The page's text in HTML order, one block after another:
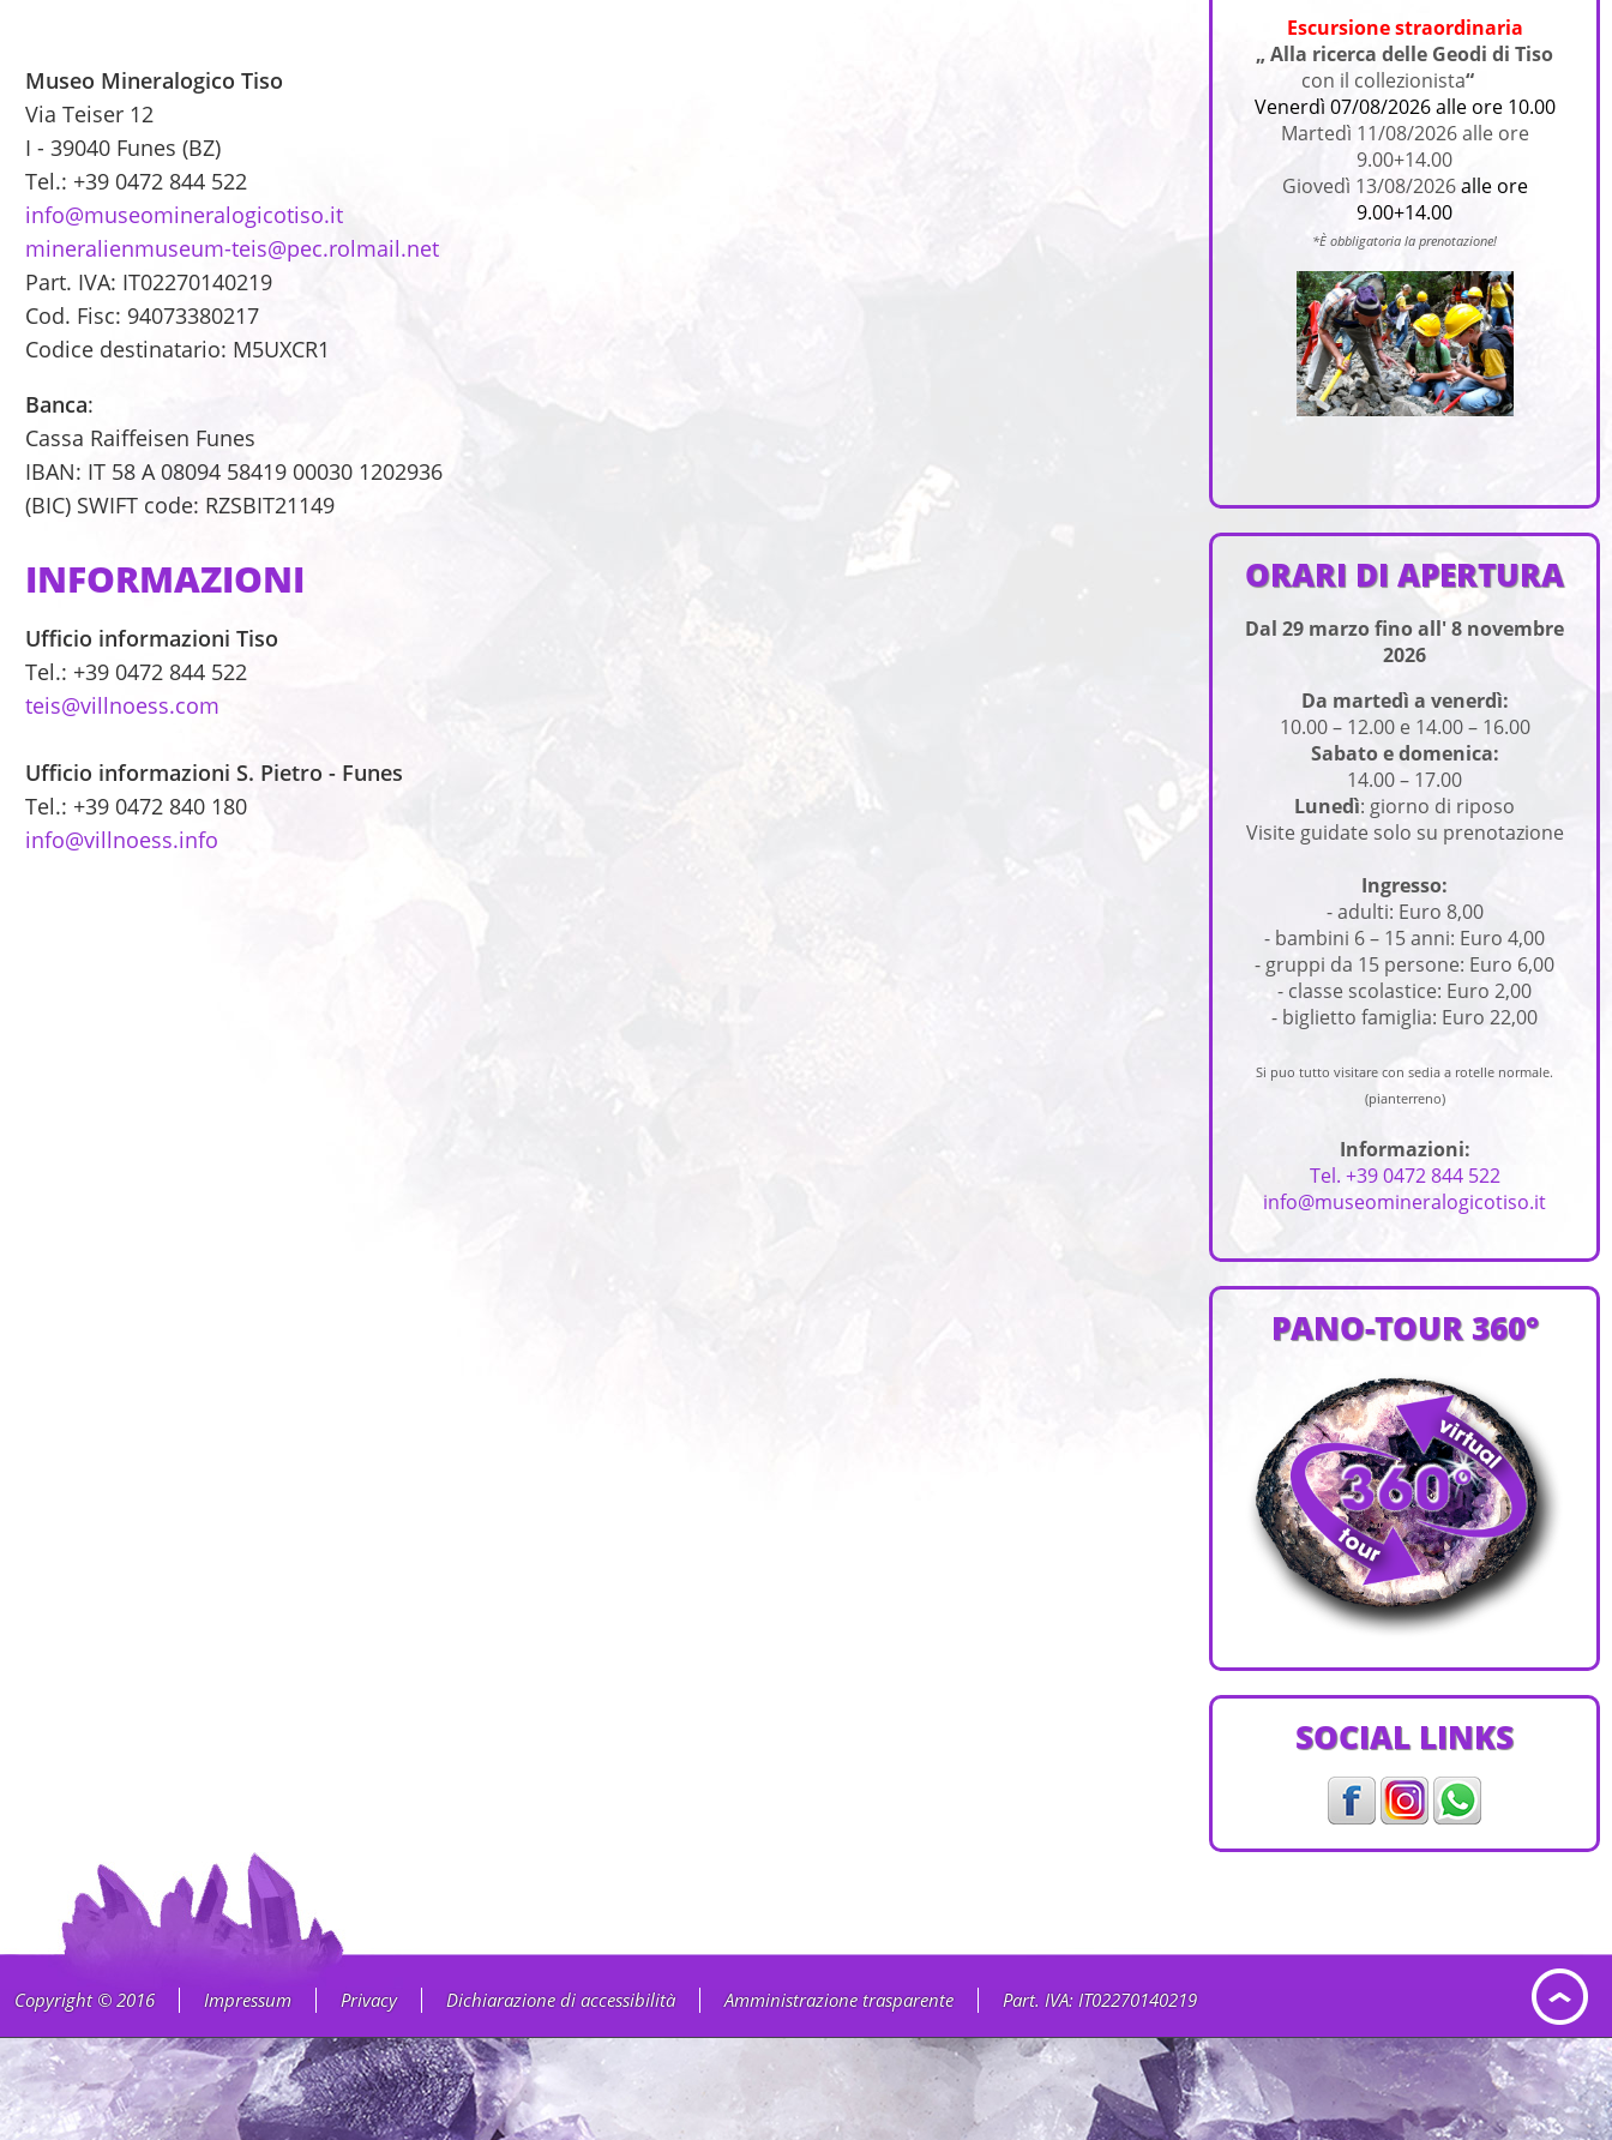
Museo Mineralogico Tiso
Via Teiser 12
I - 39040 Funes (BZ)
Tel.: +39 0472 844 522
info@museomineralogicotiso.it
mineralienmuseum-teis@pec.rolmail.net
Part. IVA: IT02270140219
Cod. Fisc: 94073380217
Codice destinatario: M5UXCR1
Banca:
Cassa Raiffeisen Funes
IBAN: IT 58 A 08094 58419 00030 1202936
(BIC) SWIFT code: RZSBIT21149
INFORMAZIONI
Ufficio informazioni Tiso
Tel.: +39 0472 844 522
teis@villnoess.com
Ufficio informazioni S. Pietro - Funes
Tel.: +39 0472 840 180
info@villnoess.info
Escursione straordinaria
„ Alla ricerca delle Geodi di Tiso
con il collezionista“
Venerdì 07/08/2026 alle ore 10.00
Martedì 11/08/2026 alle ore
9.00+14.00
Giovedì 13/08/2026alle ore
9.00+14.00
*È obbligatoria la prenotazione!
ORARI DI APERTURA
Dal 29 marzo fino all' 8 novembre
2026
Da martedì a venerdì:
10.00 – 12.00 e 14.00 – 16.00
Sabato e domenica:
14.00 – 17.00
Lunedì: giorno di riposo
Visite guidate solo su prenotazione
Ingresso:
- adulti: Euro 8,00
- bambini 6 – 15 anni: Euro 4,00
- gruppi da 15 persone: Euro 6,00
- classe scolastice: Euro 2,00
- biglietto famiglia: Euro 22,00
Si puo tutto visitare con sedia a rotelle normale.
(pianterreno)
Informazioni:
Tel. +39 0472 844 522
info@museomineralogicotiso.it
PANO-TOUR 360°
SOCIAL LINKS
Copyright © 2016 Impressum Privacy Dichiarazione di accessibilità Amministrazione trasparente Part. IVA: IT02270140219